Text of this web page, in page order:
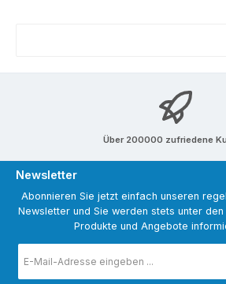
Über 200000 zufriedene
Newsletter
Abonnieren Sie jetzt einfach unseren
Newsletter und Sie werden stets unter
Produkte und Angebote
Mail-
Adresse